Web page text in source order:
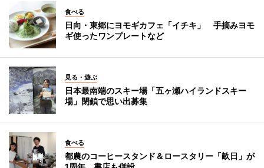
食べる
日向・東郷にヨモギカフェ「イチキ」 手摘みヨモ
ギ使ったワンプレートなど
見る・遊ぶ
日本最南端のスキー場「五ヶ瀬ハイランドスキー
場」閉鎖で思い出募集
食べる
都農のコーヒースタンド＆ロースタリー「畝日」が